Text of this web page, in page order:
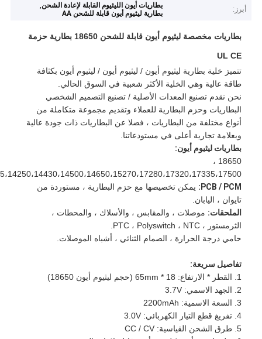
أبرز:
بطاريات أيون الليثيوم القابلة لإعادة الشحن,
بطارية ليثيوم أيون قابلة للشحن AA
بطاريات مخصصة ليثيوم أيون قابلة للشحن 18650 بطارية حزمة
UL CE
تتميز خلية بطارية ليثيوم أيون / ليثيوم أيون / ليثيوم أيون بكثافة
طاقة عالية وهي الخلية الأكثر شعبية في السوق الحالي.
نحن نقدم تصنيع المعدات الأصلية / تصنيع التصميم الشخصي
البطاريات وحزم البطارية للعملاء وتقديم مجموعة متكاملة من
أنواع مختلفة من البطاريات ، فضلا عن البطاريات ذات جودة عالية
وبعلامة تجارية أعلى في مستودعاتنا.
بطاريات ليثيوم أيون:
18650 ،
PCB / PCM:
يمكن تخصيصها مع حزم البطارية ، مستوردة من
تايوان ، اليابان.
الملحقات: موصلات ، والمقابس ، والأسلاك ، والمحطات ،
الثرمستور ، PTC ، Polyswitch ، NTC.
حامي درجة الحرارة ، الصمام الثنائي ، أشباه الموصلات.
تفاصيل سريعة:
1. القطر * الارتفاع: 18 * 65mm (حجم ليثيوم أيون 18650)
2. الجهد الاسمي: 3.7V
3. السعة الاسمية: 2200mAh
4. تفريغ قطع التيار الكهربائي: 3.0V
5. طرق الشحن القياسية: CC / CV